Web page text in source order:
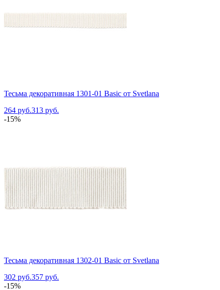
Тесьма декоративная 1301-01 Basic от Svetlana
264 руб.313 руб.
-15%
Тесьма декоративная 1302-01 Basic от Svetlana
302 руб.357 руб.
-15%